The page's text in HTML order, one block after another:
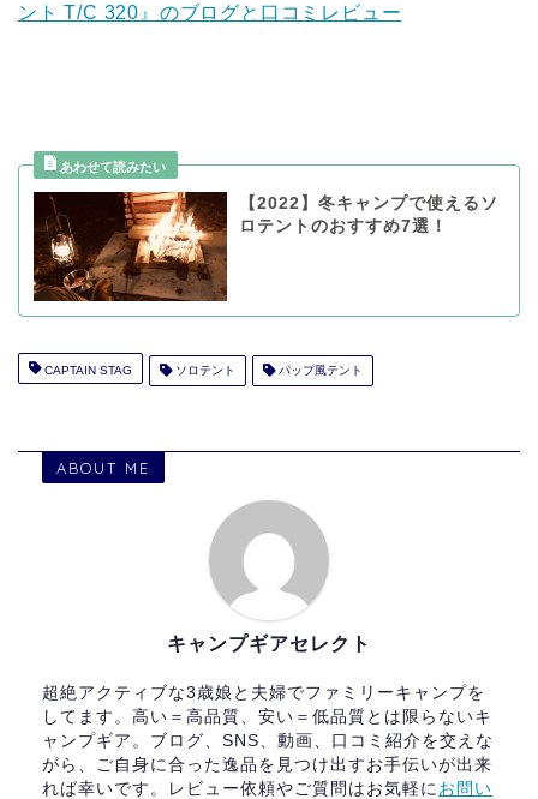
ント T/C 320』のブログと口コミレビュー
【2022】冬キャンプで使えるソ
ロテントのおすすめ7選！
CAPTAIN STAG ソロテント パップ風テント
ABOUT ME
キャンプギアセレクト
超絶アクティブな3歳娘と夫婦でファミリーキャンプを
してます。高い＝高品質、安い＝低品質とは限らないキ
ャンプギア。ブログ、SNS、動画、口コミ紹介を交えな
がら、ご自身に合った逸品を見つけ出すお手伝いが出来
れば幸いです。レビュー依頼やご質問はお気軽に お問い